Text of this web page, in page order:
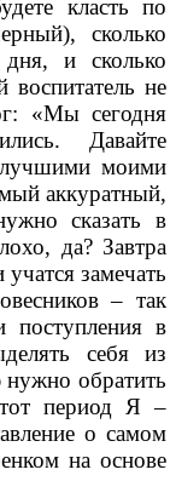
класть по
сколько
и сколько
не
«Мы сегодня
Давайте
моими
аккуратный,
сказать в
да? Завтра
замечать
– так
поступления в
себя из
обратить
период Я –
о самом
на основе